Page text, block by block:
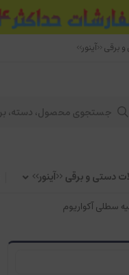
برقی <<آینور>>
دستی و برقی <<آینور>>
سطلی آکواریوم